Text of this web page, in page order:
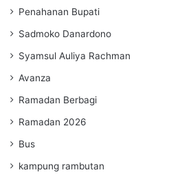
Penahanan Bupati
Sadmoko Danardono
Syamsul Auliya Rachman
Avanza
Ramadan Berbagi
Ramadan 2026
Bus
kampung rambutan